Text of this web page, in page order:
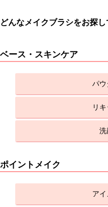
どんなメイクブラシをお探
ベース・スキンケア
パウ
リ
洗
ポイントメイク
ア